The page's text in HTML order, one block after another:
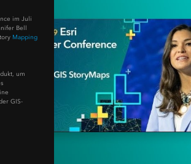
im Juli
Bell
Mapping
um
GIS-